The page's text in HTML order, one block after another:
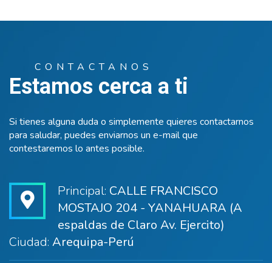
CONTACTANOS
Estamos cerca a ti
Si tienes alguna duda o simplemente quieres contactarnos
para saludar, puedes enviarnos un e-mail que
contestaremos lo antes posible.
Principal: CALLE FRANCISCO
MOSTAJO 204 - YANAHUARA (A
espaldas de Claro Av. Ejercito)
Ciudad: Arequipa-Perú